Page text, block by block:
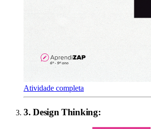
Atividade completa
3.Design Thinking: